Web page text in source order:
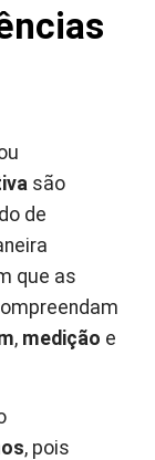
são
de
que as
, medição e
, pois